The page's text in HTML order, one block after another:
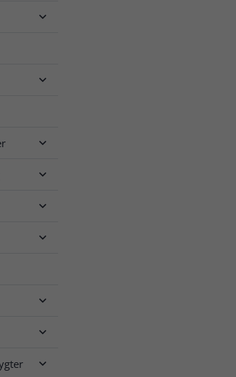








